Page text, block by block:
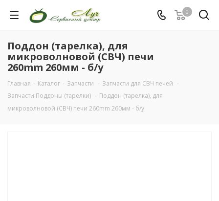
0
Поддон (тарелка), для
микроволновой (СВЧ) печи
260mm 260мм - б/у
Главная - Каталог - Запчасти - Запчасти для СВЧ печей -
Запчасти Поддоны (тарелки) - Поддон (тарелка), для
микроволновой (СВЧ) печи 260mm 260мм - б/у